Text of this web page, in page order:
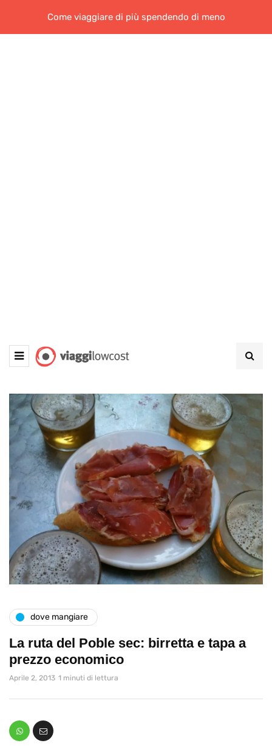
Come viaggiare di più spendendo di meno
dove mangiare
La ruta del Poble sec: birretta e tapa a
prezzo economico
Aprile 2, 2013 1 minuti di lettura